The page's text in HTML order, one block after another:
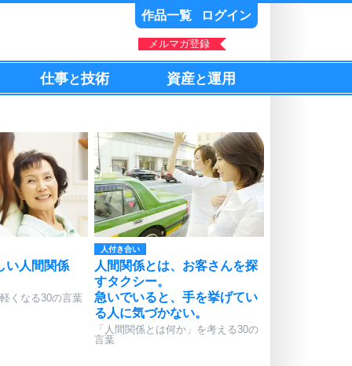
作品一覧 ログイン
メルマガ登録
仕事と技術 資産と運用
い人間関係
くなる30の言葉
人付き合い
人間関係とは、お客さんを探
すタクシー。
急いでいると、手を挙げてい
る人に気づかない。
「人間関係とは何か」を考える30の
言葉